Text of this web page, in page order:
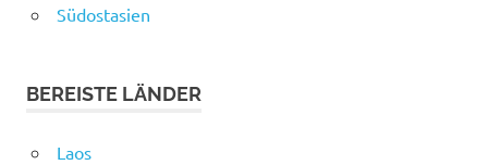
Südostasien
BEREISTE LÄNDER
Laos